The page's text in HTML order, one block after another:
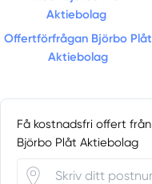
Aktiebolag
Offertförfrågan Björbo Plåt
Aktiebolag
Få kostnadsfri offert från
Björbo Plåt Aktiebolag